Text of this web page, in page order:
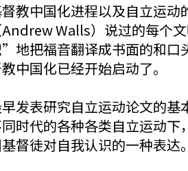
教中国化进程以及自立运
Andrew Walls）说过的每个
地把福音翻译成书面的和口
中国化已经开始启动了。
发表研究自立运动论文的
时代的各种各类自立运动
督徒对自我认识的一种表达